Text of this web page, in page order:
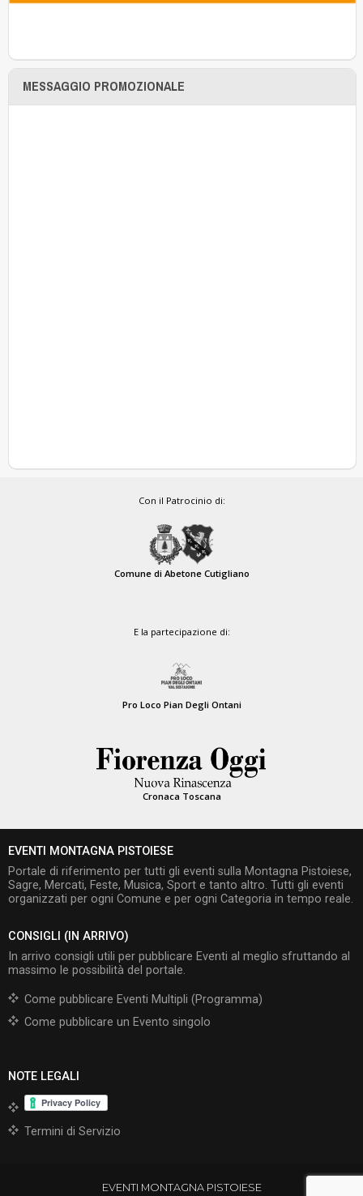
MESSAGGIO PROMOZIONALE
Con il Patrocinio di:
Comune di Abetone Cutigliano
E la partecipazione di:
Pro Loco Pian Degli Ontani
Cronaca Toscana
EVENTI MONTAGNA PISTOIESE
Portale di riferimento per tutti gli eventi sulla Montagna Pistoiese,
Sagre, Mercati, Feste, Musica, Sport e tanto altro. Tutti gli eventi
organizzati per ogni Comune e per ogni Categoria in tempo reale.
CONSIGLI (IN ARRIVO)
In arrivo consigli utili per pubblicare Eventi al meglio sfruttando al
massimo le possibilità del portale.
Come pubblicare Eventi Multipli (Programma)
Come pubblicare un Evento singolo
NOTE LEGALI
Termini di Servizio
EVENTI MONTAGNA PISTOIESE